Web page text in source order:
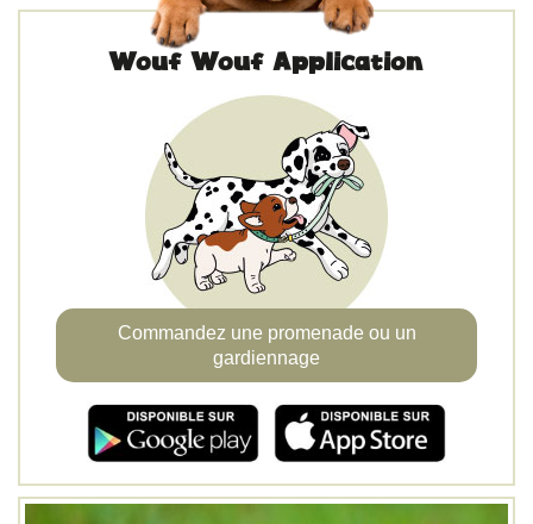
Wouf Wouf Application
Commandez une promenade ou un
gardiennage